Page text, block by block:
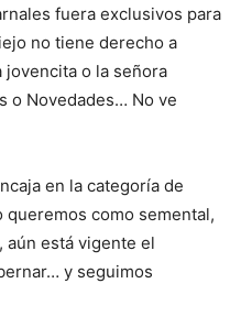
fuera exclusivos para
no tiene derecho a
o la señora
o Novedades… No ve
en la categoría de
como semental,
aún está vigente el
y seguimos